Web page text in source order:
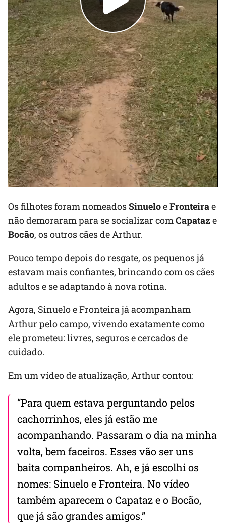
Os filhotes foram nomeadosSinueloeFronteirae
não demoraram para se socializar comCapataz e
Bocão, os outros cães de Arthur.
Pouco tempo depois do resgate, os pequenos já
estavam mais confiantes, brincando com os cães
adultos e se adaptando à nova rotina.
Agora, Sinuelo e Fronteira já acompanham
Arthur pelo campo, vivendo exatamente como
ele prometeu: livres, seguros e cercados de
cuidado.
Em um vídeo de atualização, Arthur contou:
“Para quem estava perguntando pelos
cachorrinhos, eles já estão me
acompanhando. Passaram o dia na minha
volta, bem faceiros. Esses vão ser uns
baita companheiros. Ah, e já escolhi os
nomes: Sinuelo e Fronteira. No vídeo
também aparecem o Capataz e o Bocão,
que já são grandes amigos.”